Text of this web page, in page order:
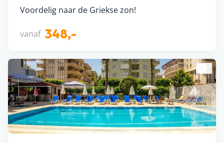
Voordelig naar de Griekse zon!
vanaf 348,-